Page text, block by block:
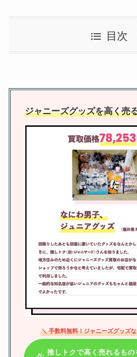
仲は？
嵐のdvdの
舗
ジャニーズ
減るのはな
タイム
増子敦貴は
デビューの
所理由は？
菊池風磨の
二丁目が住
目次
ジャニーズグッズを高く売
＼ 手数料無料！ジャニーズグッズ
推しトクで高く売れるもの